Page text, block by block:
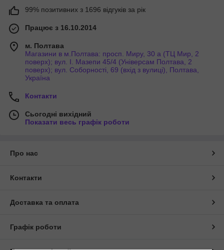
99% позитивних з 1696 відгуків за рік
Працює з 16.10.2014
м. Полтава
Магазини в м.Полтава: просп. Миру, 30 а (ТЦ Мир, 2
поверх); вул. І. Мазепи 45/4 (Універсам Полтава, 2
поверх); вул. Соборності, 69 (вхід з вулиці), Полтава,
Україна
Контакти
Сьогодні вихідний
Показати весь графік роботи
Про нас
Контакти
Доставка та оплата
Графік роботи